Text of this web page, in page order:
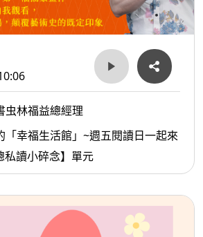
虫林福益總經理
「幸福生活館」~週五閱讀日一起來
讀小碎念】單元